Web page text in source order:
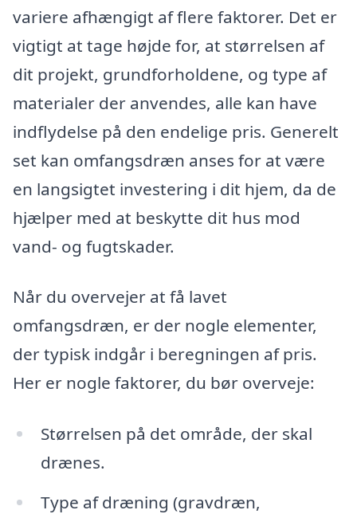
variere afhængigt af flere faktorer. Det er
vigtigt at tage højde for, at størrelsen af
dit projekt, grundforholdene, og type af
materialer der anvendes, alle kan have
indflydelse på den endelige pris. Generelt
set kan omfangsdræn anses for at være
en langsigtet investering i dit hjem, da de
hjælper med at beskytte dit hus mod
vand- og fugtskader.
Når du overvejer at få lavet
omfangsdræn, er der nogle elementer,
der typisk indgår i beregningen af pris.
Her er nogle faktorer, du bør overveje:
Størrelsen på det område, der skal
drænes.
Type af dræning (gravdræn,